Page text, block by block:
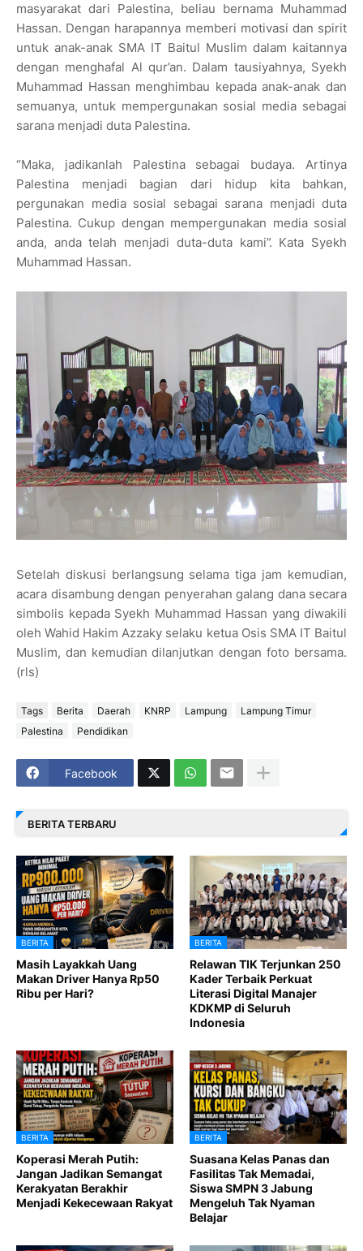
masyarakat dari Palestina, beliau bernama Muhammad
Hassan. Dengan harapannya memberi motivasi dan spirit
untuk anak-anak SMA IT Baitul Muslim dalam kaitannya
dengan menghafal Al qur’an. Dalam tausiyahnya, Syekh
Muhammad Hassan menghimbau kepada anak-anak dan
semuanya, untuk mempergunakan sosial media sebagai
sarana menjadi duta Palestina.
“Maka, jadikanlah Palestina sebagai budaya. Artinya
Palestina menjadi bagian dari hidup kita bahkan,
pergunakan media sosial sebagai sarana menjadi duta
Palestina. Cukup dengan mempergunakan media sosial
anda, anda telah menjadi duta-duta kami”. Kata Syekh
Muhammad Hassan.
Setelah diskusi berlangsung selama tiga jam kemudian,
acara disambung dengan penyerahan galang dana secara
simbolis kepada Syekh Muhammad Hassan yang diwakili
oleh Wahid Hakim Azzaky selaku ketua Osis SMA IT Baitul
Muslim, dan kemudian dilanjutkan dengan foto bersama.
(rls)
Tags Berita Daerah KNRP Lampung
Lampung Timur
Palestina
Pendidikan
Facebook
BERITA TERBARU
BERITA
Masih Layakkah Uang
Makan Driver Hanya Rp50
Ribu per Hari?
BERITA
Relawan TIK Terjunkan 250
Kader Terbaik Perkuat
Literasi Digital Manajer
KDKMP di Seluruh
Indonesia
BERITA
Koperasi Merah Putih:
Jangan Jadikan Semangat
Kerakyatan Berakhir
Menjadi Kekecewaan Rakyat
BERITA
Suasana Kelas Panas dan
Fasilitas Tak Memadai,
Siswa SMPN 3 Jabung
Mengeluh Tak Nyaman
Belajar